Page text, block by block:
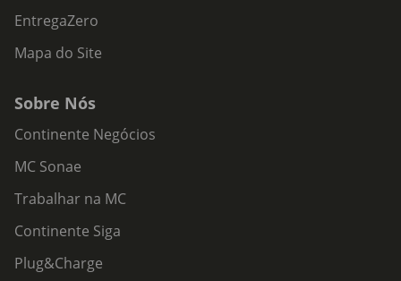
EntregaZero
Mapa do Site
Sobre Nós
Continente Negócios
MC Sonae
Trabalhar na MC
Continente Siga
Plug&Charge